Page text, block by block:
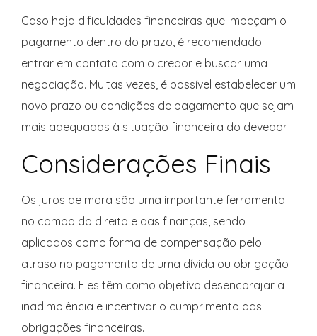
Caso haja dificuldades financeiras que impeçam o
pagamento dentro do prazo, é recomendado
entrar em contato com o credor e buscar uma
negociação. Muitas vezes, é possível estabelecer um
novo prazo ou condições de pagamento que sejam
mais adequadas à situação financeira do devedor.
Considerações Finais
Os juros de mora são uma importante ferramenta
no campo do direito e das finanças, sendo
aplicados como forma de compensação pelo
atraso no pagamento de uma dívida ou obrigação
financeira. Eles têm como objetivo desencorajar a
inadimplência e incentivar o cumprimento das
obrigações financeiras.